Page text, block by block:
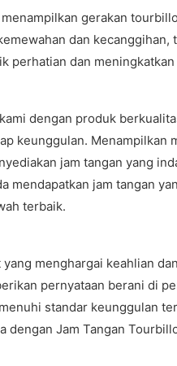
gerakan
dan
perhatian dan
dengan produk
keunggulan.
jam tangan yang
mendapatkan jam tangan
terbaik.
menghargai keahlian
pernyataan berani di
standar keunggulan
Jam Tangan